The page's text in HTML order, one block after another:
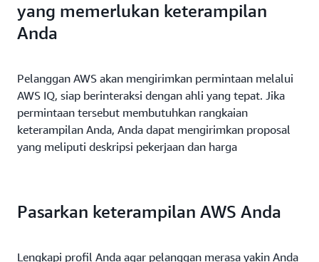
yang memerlukan keterampilan
Anda
Pelanggan AWS akan mengirimkan permintaan melalui
AWS IQ, siap berinteraksi dengan ahli yang tepat. Jika
permintaan tersebut membutuhkan rangkaian
keterampilan Anda, Anda dapat mengirimkan proposal
yang meliputi deskripsi pekerjaan dan harga
Pasarkan keterampilan AWS Anda
Lengkapi profil Anda agar pelanggan merasa yakin Anda